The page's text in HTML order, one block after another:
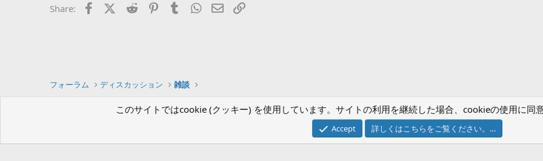
Share: FacebookX (Twitter)
Reddit PinterestTumblrWhatsApp
Eメール
フォーラム ディスカッション 雑談
ツクールフォーラム（β版） 日本語 (Japanese) お問い合わせ
Community platform by XenForo® © 2010-2024 XenForo Ltd.
このサイトではcookie (クッキー) を使用しています。サイトの利用を継続した場合、cookieの使用に同
Accept 詳しくはこちらをご覧ください。…